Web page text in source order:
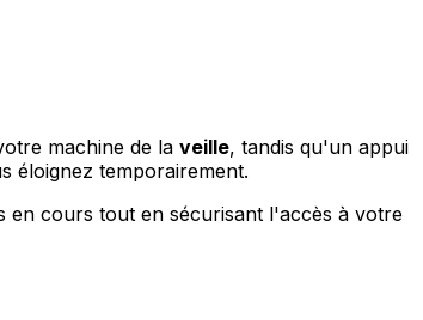
machine de la veille, tandis qu'un appui
éloignez temporairement.
en cours tout en sécurisant l'accès à votre